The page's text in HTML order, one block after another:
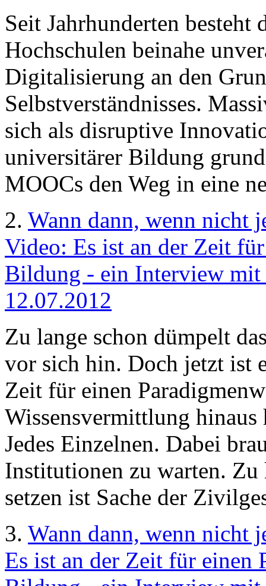
Seit Jahrhunderten besteht
Hochschulen beinahe
Digitalisierung an den
Selbstverständnisses.
sich als disruptive
universitärer Bildung
MOOCs den Weg in eine
2. Wann dann, wenn nicht
Video: Es ist an der Zeit
Bildung - ein Interview mit
12.07.2012
Zu lange schon dümpelt
vor sich hin. Doch jetzt ist
Zeit für einen
Wissensvermittlung
Jedes Einzelnen. Dabei
Institutionen zu warten.
setzen ist Sache der
3. Wann dann, wenn nicht
Es ist an der Zeit für einen